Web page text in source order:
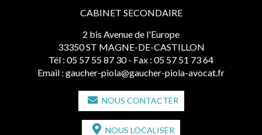
CABINET SECONDAIRE
2 bis Avenue de l'Europe
33350 ST MAGNE-DE-CASTILLON
Tél : 05 57 55 87 30 - Fax : 05 57 51 73 64
Email : gaucher-piola@gaucher-piola-avocat.fr
NOUS CONTACTER
NOUS LOCALISER